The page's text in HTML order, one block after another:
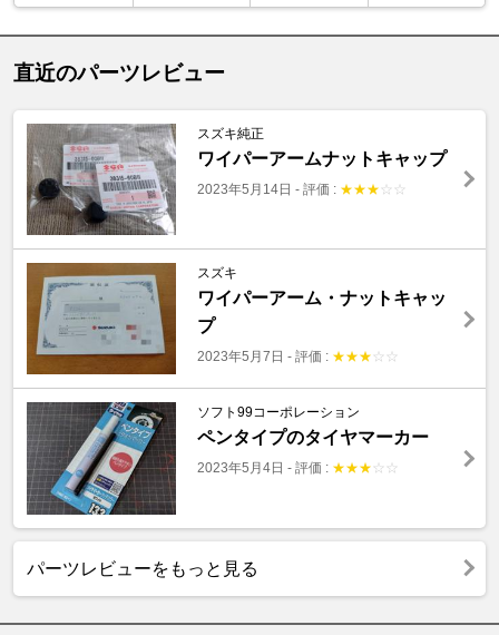
直近のパーツレビュー
スズキ純正
ワイパーアームナットキャップ
2023年5月14日 - 評価 : ★★★ ☆ ☆
スズキ
ワイパーアーム・ナットキャッ
プ
2023年5月7日 - 評価 : ★★★ ☆ ☆
ソフト99コーポレーション
ペンタイプのタイヤマーカー
2023年5月4日 - 評価 : ★★★ ☆ ☆
パーツレビューをもっと見る